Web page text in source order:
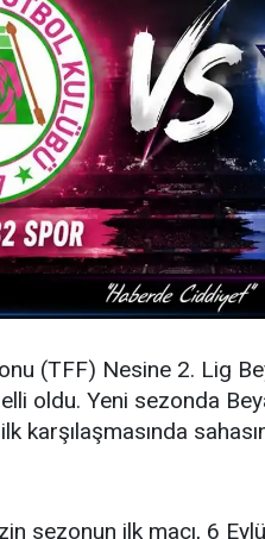
(TFF) Nesine 2. Lig
oldu. Yeni sezonda
karşılaşmasında
sezonun ilk maçı, 6